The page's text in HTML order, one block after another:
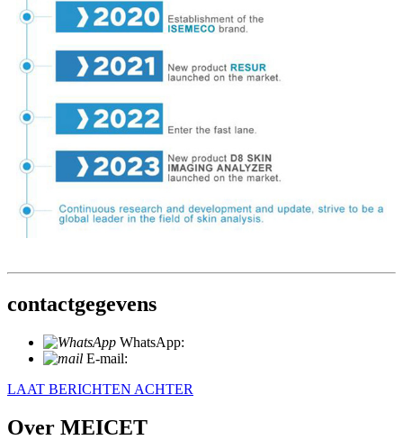
contactgegevens
WhatsApp:
E-mail:
LAAT BERICHTEN ACHTER
Over MEICET